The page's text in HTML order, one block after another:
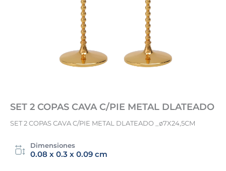
SET 2 COPAS CAVA C/PIE METAL DLATEADO
SET 2 COPAS CAVA C/PIE METAL DLATEADO _ø7X24,5CM
Dimensiones
0.08 x 0.3 x 0.09 cm